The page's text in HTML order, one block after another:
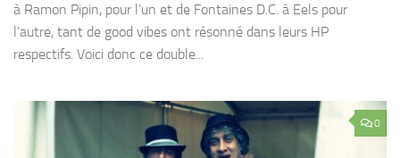
à Ramon Pipin, pour l’un et de Fontaines D.C. à Eels pour
l’autre, tant de good vibes ont résonné dans leurs HP
respectifs. Voici donc ce double...
0